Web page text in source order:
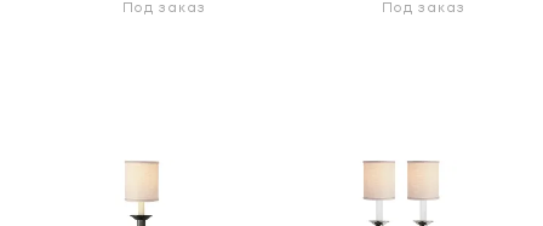
Под заказ Под заказ